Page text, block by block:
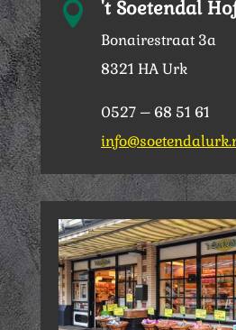
 't Soetendal
Bonairestraat 3a
8321 HA Urk
0527 – 68 51 61